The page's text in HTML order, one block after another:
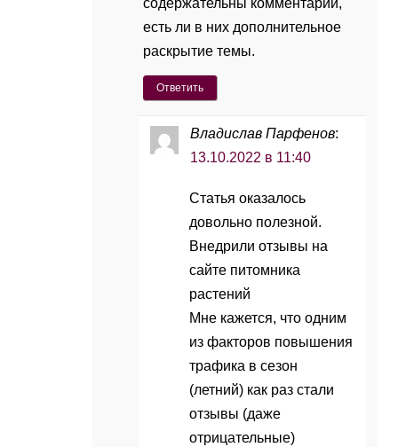
содержательны комментарии,
есть ли в них дополнительное
раскрытие темы.
Ответить
Владислав Парфенов:
13.10.2022 в 11:40
Статья оказалось
довольно полезной.
Внедрили отзывы на
сайте питомника
растений
Мне кажется, что одним
из факторов повышения
трафика в сезон
(летний) как раз стали
отзывы (даже
отрицательные)